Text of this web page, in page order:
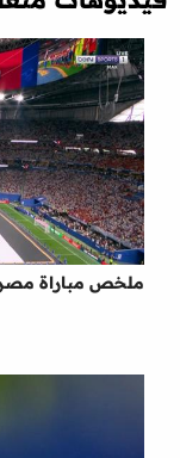
ملخص مباراة مصر